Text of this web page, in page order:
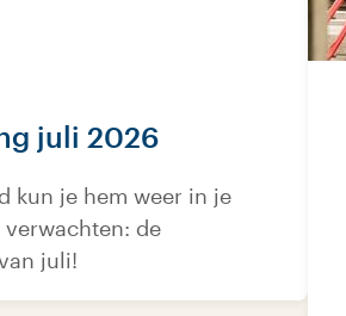
juli 2026
kun je hem weer in je
de
juli!